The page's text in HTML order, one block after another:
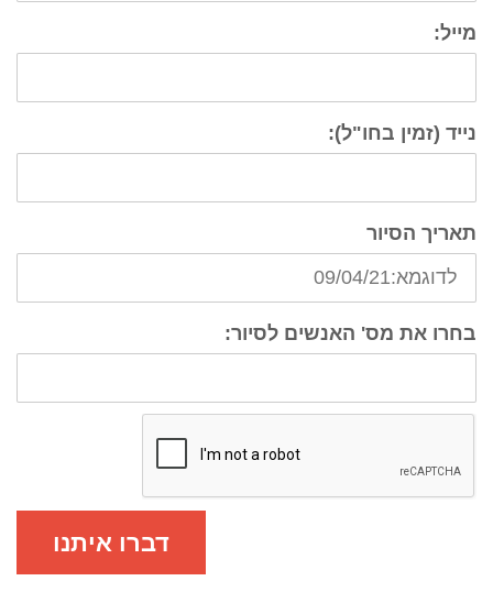
מייל:
נייד (זמין בחו"ל):
תאריך הסיור
בחרו את מס' האנשים לסיור:
דברו איתנו